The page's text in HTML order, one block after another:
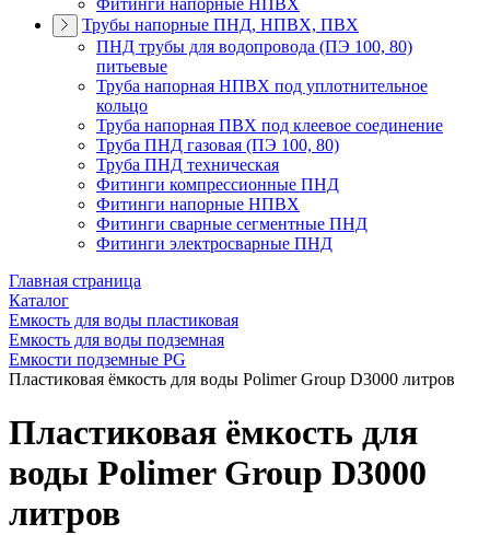
Фитинги напорные НПВХ
Трубы напорные ПНД, НПВХ, ПВХ
ПНД трубы для водопровода (ПЭ 100, 80)
питьевые
Труба напорная НПВХ под уплотнительное
кольцо
Труба напорная ПВХ под клеевое соединение
Труба ПНД газовая (ПЭ 100, 80)
Труба ПНД техническая
Фитинги компрессионные ПНД
Фитинги напорные НПВХ
Фитинги сварные сегментные ПНД
Фитинги электросварные ПНД
Главная страница
Каталог
Емкость для воды пластиковая
Емкость для воды подземная
Емкости подземные PG
Пластиковая ёмкость для воды Polimer Group D3000 литров
Пластиковая ёмкость для
воды Polimer Group D3000
литров